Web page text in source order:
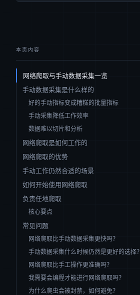
本页内容
网络爬取与手动数据采集一览
手动数据采集是什么样的
好的手动指标变成糟糕的批量指标
手动采集降低工作效率
数据难以切片和分析
网络爬取是如何工作的
网络爬取的优势
手动工作仍然合适的场景
如何开始使用网络爬取
负责任地爬取
核心要点
常见问题
网络爬取比手动数据采集更快吗？
手动数据采集什么时候仍然是更好的选择？
网络爬取比手工操作更准确吗？
我需要会编程才能进行网络爬取吗？
为什么爬虫会被封禁，如何避免？